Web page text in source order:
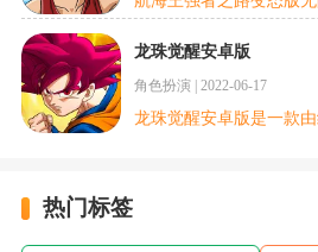
龙珠觉醒安卓版
角色扮演 2022-06-17
热门标签